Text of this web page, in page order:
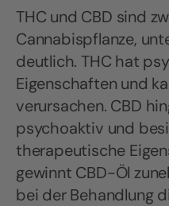
THC und CBD sind
Cannabispflanze,
deutlich. THC hat
Eigenschaften und
verursachen. CBD
psychoaktiv und
therapeutische
gewinnt CBD-Öl
bei der Behandlung